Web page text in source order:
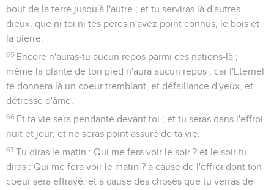
bout de la terre jusqu'à l'autre ; et tu serviras là d'autres
dieux, que ni toi ni tes pères n'avez point connus, le bois et
la pierre.
65 Encore n'auras-tu aucun repos parmi ces nations-là ;
même la plante de ton pied n'aura aucun repos ; car l'Eternel
te donnera là un coeur tremblant, et défaillance d'yeux, et
détresse d'âme.
66 Et ta vie sera pendante devant toi ; et tu seras dans l'effroi
nuit et jour, et ne seras point assuré de ta vie.
67 Tu diras le matin : Qui me fera voir le soir ? et le soir tu
diras : Qui me fera voir le matin ? à cause de l'effroi dont ton
coeur sera effrayé, et à cause des choses que tu verras de